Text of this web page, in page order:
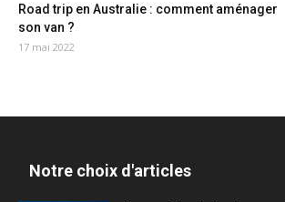
Road trip en Australie : comment aménager
son van ?
17 mai 2022
Notre choix d'articles